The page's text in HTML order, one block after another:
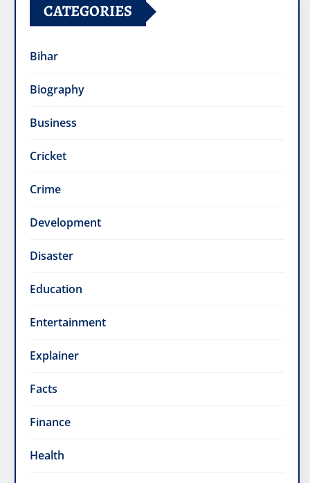
CATEGORIES
Bihar
Biography
Business
Cricket
Crime
Development
Disaster
Education
Entertainment
Explainer
Facts
Finance
Health